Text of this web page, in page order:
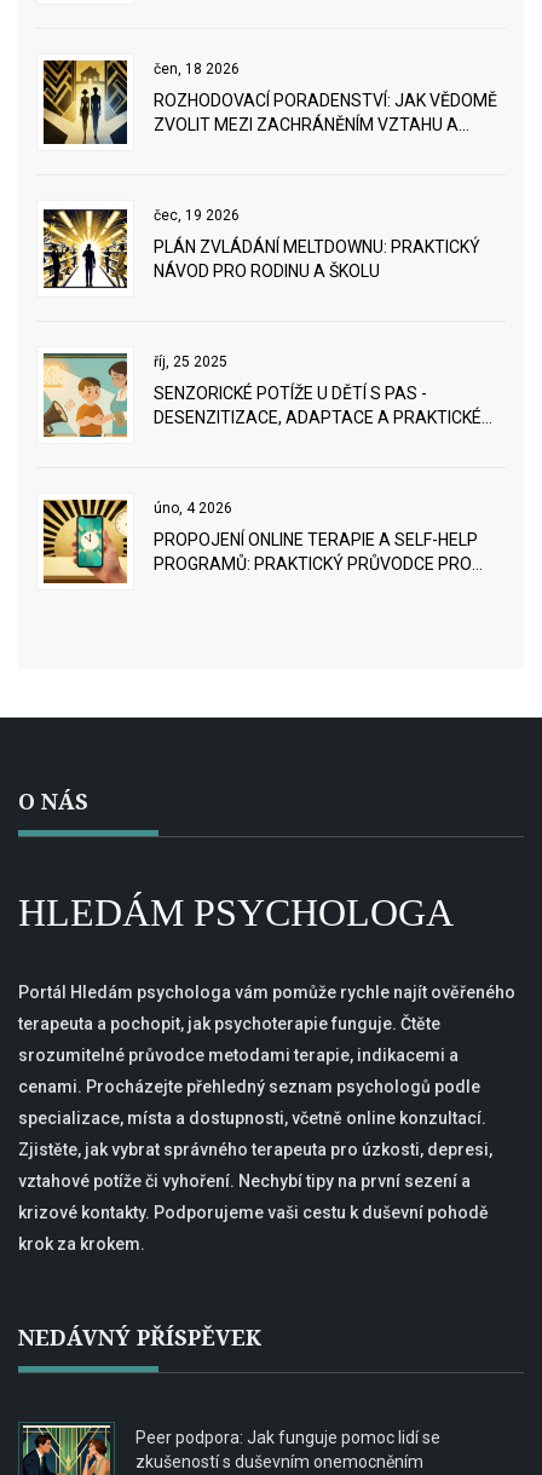
čen, 18 2026
ROZHODOVACÍ PORADENSTVÍ: JAK VĚDOMĚ
ZVOLIT MEZI ZACHRÁNĚNÍM VZTAHU A
čec, 19 2026
PLÁN ZVLÁDÁNÍ MELTDOWNU: PRAKTICKÝ
NÁVOD PRO RODINU A ŠKOLU
říj, 25 2025
SENZORICKÉ POTÍŽE U DĚTÍ S PAS -
DESENZITIZACE, ADAPTACE A PRAKTICKÉ
úno, 4 2026
PROPOJENÍ ONLINE TERAPIE A SELF-HELP
PROGRAMŮ: PRAKTICKÝ PRŮVODCE PRO
O NÁS
HLEDÁM PSYCHOLOGA
Portál Hledám psychologa vám pomůže rychle najít ověřeného
terapeuta a pochopit, jak psychoterapie funguje. Čtěte
srozumitelné průvodce metodami terapie, indikacemi a
cenami. Procházejte přehledný seznam psychologů podle
specializace, místa a dostupnosti, včetně online konzultací.
Zjistěte, jak vybrat správného terapeuta pro úzkosti, depresi,
vztahové potíže či vyhoření. Nechybí tipy na první sezení a
krizové kontakty. Podporujeme vaši cestu k duševní pohodě
krok za krokem.
NEDÁVNÝ PŘÍSPĚVEK
Peer podpora: Jak funguje pomoc lidí se
zkušeností s duševním onemocněním